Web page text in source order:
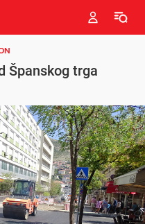
Španskog trga